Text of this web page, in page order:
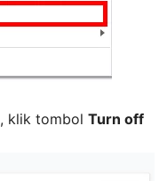
, klik tombol Turn off